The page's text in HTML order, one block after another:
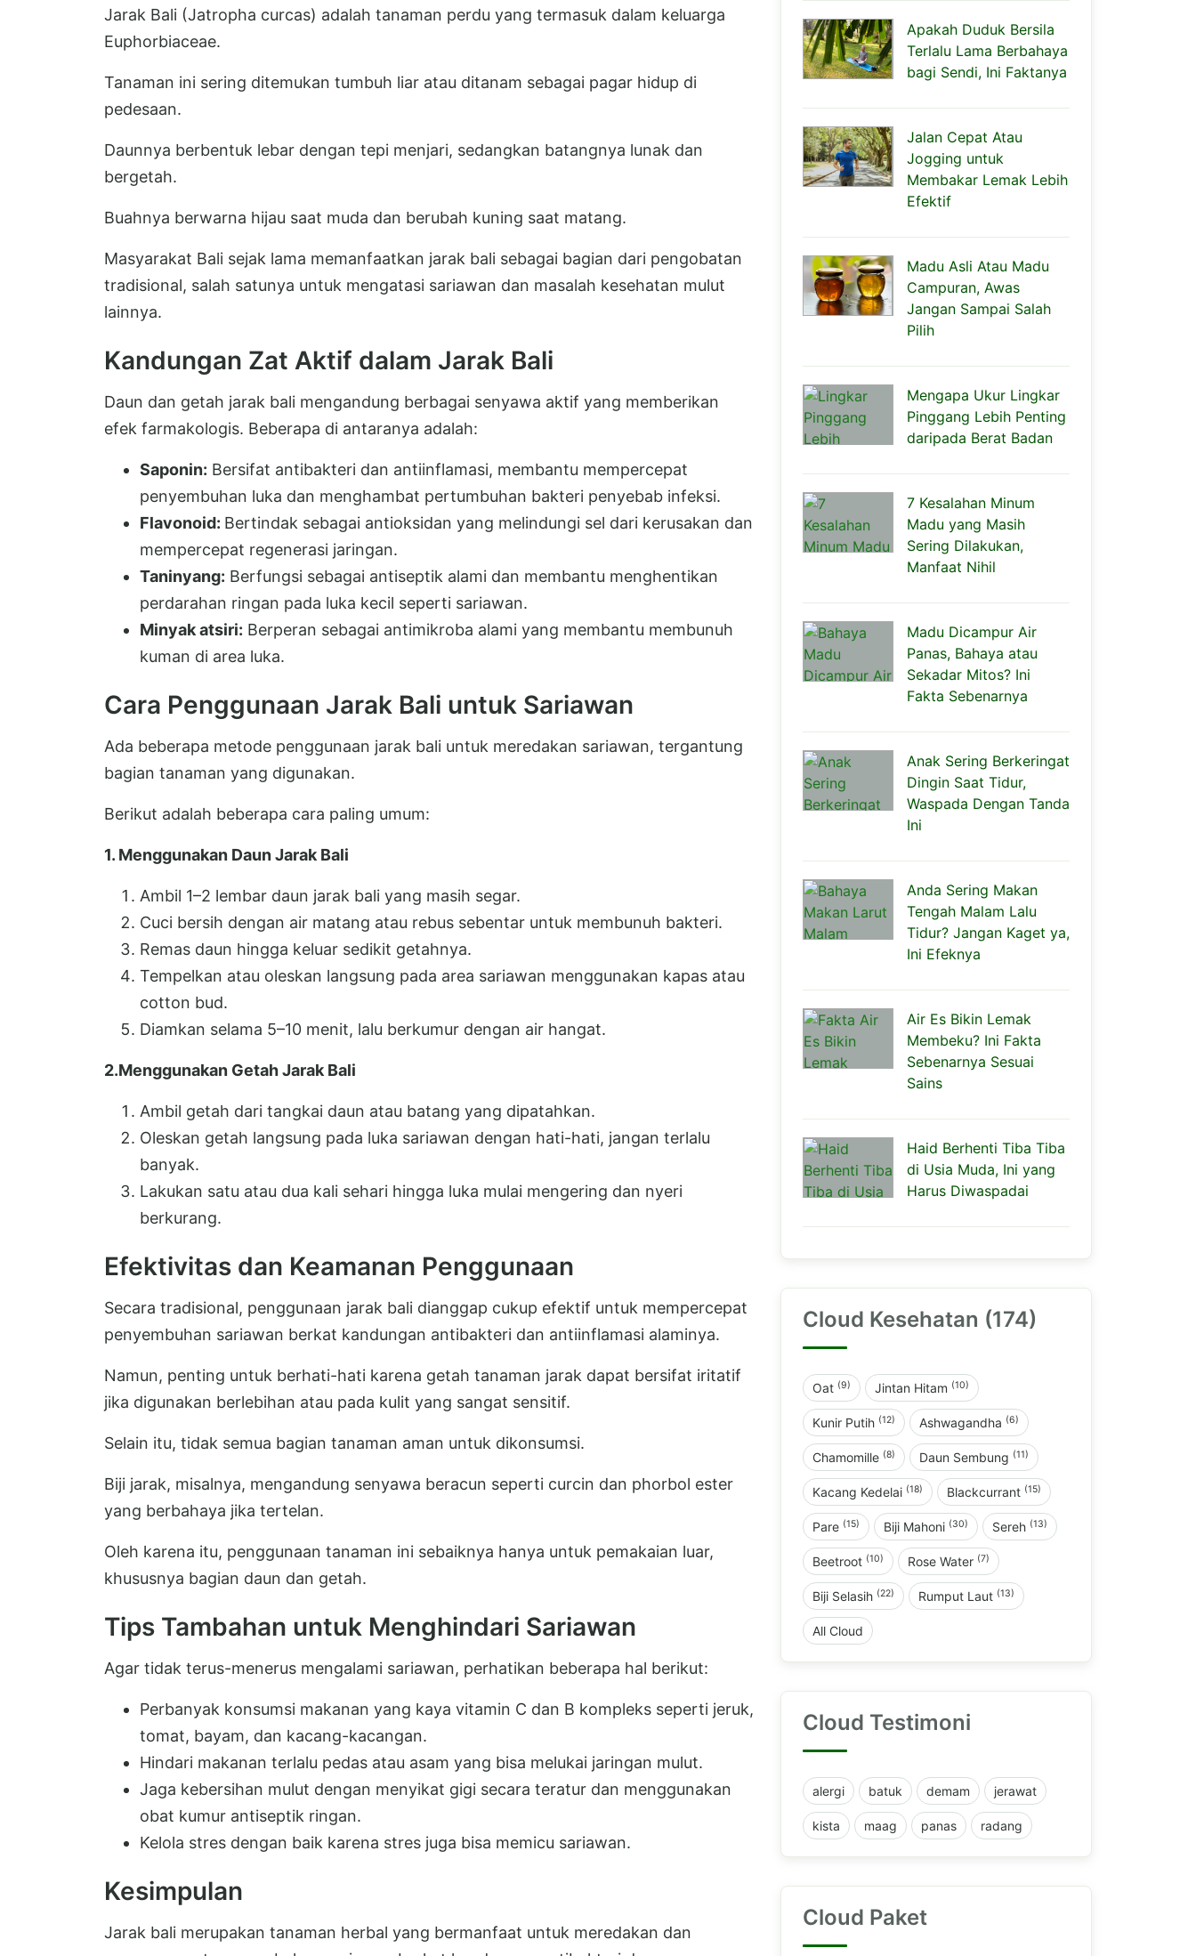
Jarak Bali (Jatropha curcas) adalah tanaman perdu yang termasuk dalam keluarga
Euphorbiaceae.
Tanaman ini sering ditemukan tumbuh liar atau ditanam sebagai pagar hidup di
pedesaan.
Daunnya berbentuk lebar dengan tepi menjari, sedangkan batangnya lunak dan
bergetah.
Buahnya berwarna hijau saat muda dan berubah kuning saat matang.
Masyarakat Bali sejak lama memanfaatkan jarak bali sebagai bagian dari pengobatan
tradisional, salah satunya untuk mengatasi sariawan dan masalah kesehatan mulut
lainnya.
Kandungan Zat Aktif dalam Jarak Bali
Daun dan getah jarak bali mengandung berbagai senyawa aktif yang memberikan
efek farmakologis. Beberapa di antaranya adalah:
Saponin: Bersifat antibakteri dan antiinflamasi, membantu mempercepat
penyembuhan luka dan menghambat pertumbuhan bakteri penyebab infeksi.
Flavonoid: Bertindak sebagai antioksidan yang melindungi sel dari kerusakan dan
mempercepat regenerasi jaringan.
Taninyang: Berfungsi sebagai antiseptik alami dan membantu menghentikan
perdarahan ringan pada luka kecil seperti sariawan.
Minyak atsiri: Berperan sebagai antimikroba alami yang membantu membunuh
kuman di area luka.
Cara Penggunaan Jarak Bali untuk Sariawan
Ada beberapa metode penggunaan jarak bali untuk meredakan sariawan, tergantung
bagian tanaman yang digunakan.
Berikut adalah beberapa cara paling umum:
1. Menggunakan Daun Jarak Bali
Ambil 1–2 lembar daun jarak bali yang masih segar.
Cuci bersih dengan air matang atau rebus sebentar untuk membunuh bakteri.
Remas daun hingga keluar sedikit getahnya.
Tempelkan atau oleskan langsung pada area sariawan menggunakan kapas atau
cotton bud.
Diamkan selama 5–10 menit, lalu berkumur dengan air hangat.
2.Menggunakan Getah Jarak Bali
Ambil getah dari tangkai daun atau batang yang dipatahkan.
Oleskan getah langsung pada luka sariawan dengan hati-hati, jangan terlalu
banyak.
Lakukan satu atau dua kali sehari hingga luka mulai mengering dan nyeri
berkurang.
Efektivitas dan Keamanan Penggunaan
Secara tradisional, penggunaan jarak bali dianggap cukup efektif untuk mempercepat
penyembuhan sariawan berkat kandungan antibakteri dan antiinflamasi alaminya.
Namun, penting untuk berhati-hati karena getah tanaman jarak dapat bersifat iritatif
jika digunakan berlebihan atau pada kulit yang sangat sensitif.
Selain itu, tidak semua bagian tanaman aman untuk dikonsumsi.
Biji jarak, misalnya, mengandung senyawa beracun seperti curcin dan phorbol ester
yang berbahaya jika tertelan.
Oleh karena itu, penggunaan tanaman ini sebaiknya hanya untuk pemakaian luar,
khususnya bagian daun dan getah.
Tips Tambahan untuk Menghindari Sariawan
Agar tidak terus-menerus mengalami sariawan, perhatikan beberapa hal berikut:
Perbanyak konsumsi makanan yang kaya vitamin C dan B kompleks seperti jeruk,
tomat, bayam, dan kacang-kacangan.
Hindari makanan terlalu pedas atau asam yang bisa melukai jaringan mulut.
Jaga kebersihan mulut dengan menyikat gigi secara teratur dan menggunakan
obat kumur antiseptik ringan.
Kelola stres dengan baik karena stres juga bisa memicu sariawan.
Kesimpulan
Jarak bali merupakan tanaman herbal yang bermanfaat untuk meredakan dan
Apakah Duduk Bersila
Terlalu Lama Berbahaya
bagi Sendi, Ini Faktanya
Jalan Cepat Atau
Jogging untuk
Membakar Lemak Lebih
Efektif
Madu Asli Atau Madu
Campuran, Awas
Jangan Sampai Salah
Pilih
Mengapa Ukur Lingkar
Pinggang Lebih Penting
daripada Berat Badan
7 Kesalahan Minum
Madu yang Masih
Sering Dilakukan,
Manfaat Nihil
Madu Dicampur Air
Panas, Bahaya atau
Sekadar Mitos? Ini
Fakta Sebenarnya
Anak Sering Berkeringat
Dingin Saat Tidur,
Waspada Dengan Tanda
Ini
Anda Sering Makan
Tengah Malam Lalu
Tidur? Jangan Kaget ya,
Ini Efeknya
Air Es Bikin Lemak
Membeku? Ini Fakta
Sebenarnya Sesuai
Sains
Haid Berhenti Tiba Tiba
di Usia Muda, Ini yang
Harus Diwaspadai
Cloud Kesehatan (174)
Oat (9) Jintan Hitam (10)
Kunir Putih (12) Ashwagandha (6)
Chamomille (8) Daun Sembung (11)
Kacang Kedelai (18) Blackcurrant (15)
Pare (15) Biji Mahoni (30) Sereh (13)
Beetroot (10) Rose Water (7)
Biji Selasih (22) Rumput Laut (13)
All Cloud
Cloud Testimoni
alergi batuk demam jerawat
kista maag panas radang
Cloud Paket